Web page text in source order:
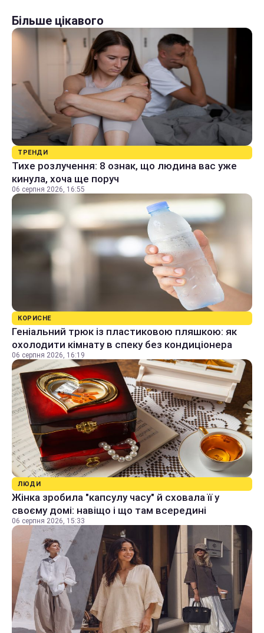
Більше цікавого
ТРЕНДИ
Тихе розлучення: 8 ознак, що людина вас уже
кинула, хоча ще поруч
06 серпня 2026, 16:55
КОРИСНЕ
Геніальний трюк із пластиковою пляшкою: як
охолодити кімнату в спеку без кондиціонера
06 серпня 2026, 16:19
ЛЮДИ
Жінка зробила "капсулу часу" й сховала її у
своєму домі: навіщо і що там всередині
06 серпня 2026, 15:33